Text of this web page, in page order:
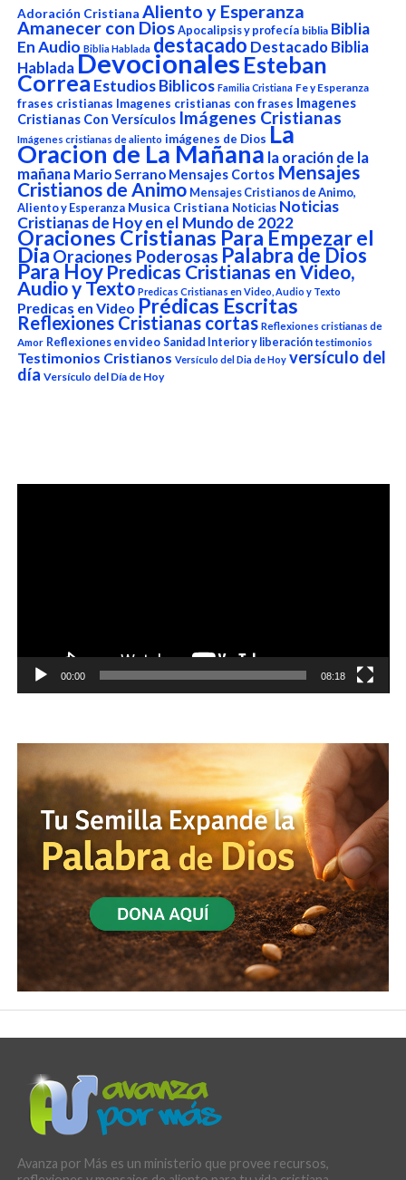
Adoración Cristiana Aliento y Esperanza
Amanecer con Dios Apocalipsis y profecía biblia Biblia
En Audio Biblia Hablada destacado Destacado Biblia
HabladaDevocionalesEsteban
Correa Estudios Biblicos Familia Cristiana Fe y Esperanza
frases cristianas Imagenes cristianas con frases Imagenes
Cristianas Con Versículos Imágenes Cristianas
Imágenes cristianas de aliento imágenes de Dios La
Oracion de La Mañana la oración de la
mañana Mario Serrano Mensajes Cortos Mensajes
Cristianos de Animo Mensajes Cristianos de Animo,
Aliento y Esperanza Musica Cristiana Noticias Noticias
Cristianas de Hoy en el Mundo de 2022
Oraciones Cristianas Para Empezar el
Dia Oraciones Poderosas Palabra de Dios
Para Hoy Predicas Cristianas en Video,
Audio y Texto Predicas Cristianas en Video, Audio y Texto
Predicas en Video Prédicas Escritas
Reflexiones Cristianas cortas Reflexiones cristianas de
Amor Reflexiones en video Sanidad Interior y liberación testimonios
Testimonios Cristianos Versículo del Dia de Hoy versículo del
día Versículo del Día de Hoy
00:00 08:18
Avanza por Más es un ministerio que provee recursos,